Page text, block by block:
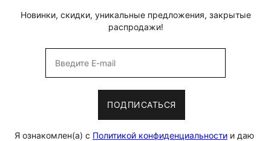
Новинки, скидки, уникальные предложения, закрытые
распродажи!
ПОДПИСАТЬСЯ
Я ознакомлен(а) с Политикой конфиденциальности и даю